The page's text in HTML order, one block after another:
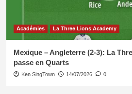
Académies La Three Lions Academy
Mexique – Angleterre (2-3): La
passe en Quarts
Ken SingTown 14/07/2026 0